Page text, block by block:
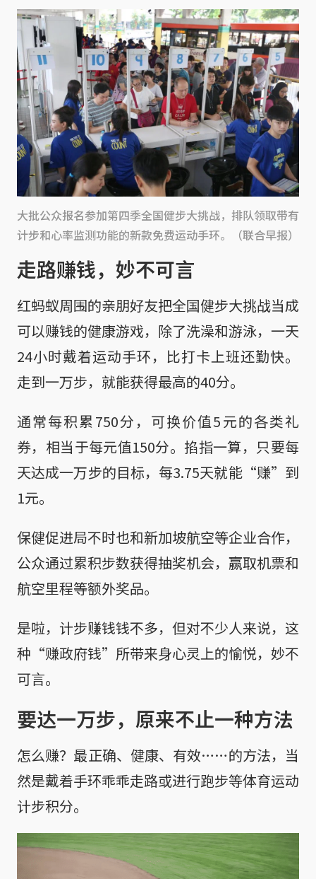
大批公众报名参加第四季全国健步大挑战，排队领取带有
计步和心率监测功能的新款免费运动手环。（联合早报）
走路赚钱，妙不可言
红蚂蚁周围的亲朋好友把全国健步大挑战当成
可以赚钱的健康游戏，除了洗澡和游泳，一天
24小时戴着运动手环，比打卡上班还勤快。
走到一万步，就能获得最高的40分。
通常每积累750分，可换价值5元的各类礼
券，相当于每元值150分。掐指一算，只要每
天达成一万步的目标，每3.75天就能“赚”到
1元。
保健促进局不时也和新加坡航空等企业合作，
公众通过累积步数获得抽奖机会，赢取机票和
航空里程等额外奖品。
是啦，计步赚钱钱不多，但对不少人来说，这
种“赚政府钱”所带来身心灵上的愉悦，妙不
可言。
要达一万步，原来不止一种方法
怎么赚？最正确、健康、有效……的方法，当
然是戴着手环乖乖走路或进行跑步等体育运动
计步积分。